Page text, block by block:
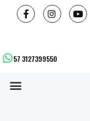
57 3127399550